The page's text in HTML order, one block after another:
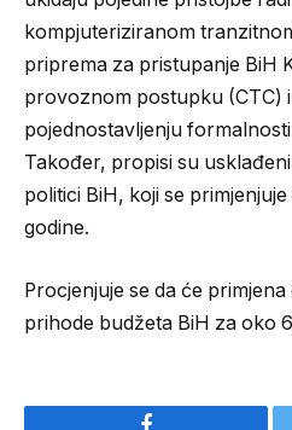
kompjuteriziranom
priprema za pristupanje BiH
provoznom postupku (CTC)
pojednostavljenju
Također, propisi su
politici BiH, koji se
godine.
Procjenjuje se da će
prihode budžeta BiH za oko